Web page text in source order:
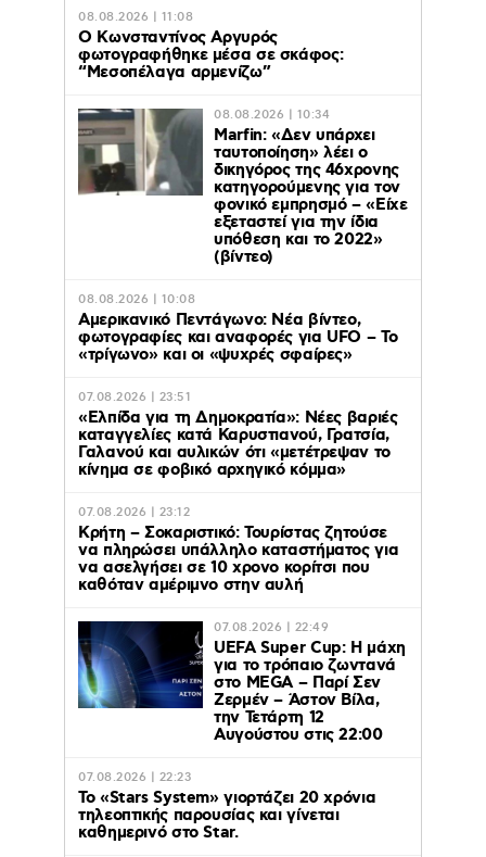
08.08.2026 | 11:08
Ο Κωνσταντίνος Αργυρός
φωτογραφήθηκε μέσα σε σκάφος:
“Μεσοπέλαγα αρμενίζω”
08.08.2026 | 10:34
Marfin: «Δεν υπάρχει
ταυτοποίηση» λέει ο
δικηγόρος της 46χρονης
κατηγορούμενης για τον
φονικό εμπρησμό – «Είχε
εξεταστεί για την ίδια
υπόθεση και το 2022»
(βίντεο)
08.08.2026 | 10:08
Αμερικανικό Πεντάγωνο: Νέα βίντεο,
φωτογραφίες και αναφορές για UFO – Το
«τρίγωνο» και οι «ψυχρές σφαίρες»
07.08.2026 | 23:51
«Ελπίδα για τη Δημοκρατία»: Νέες βαριές
καταγγελίες κατά Καρυστιανού, Γρατσία,
Γαλανού και αυλικών ότι «μετέτρεψαν το
κίνημα σε φοβικό αρχηγικό κόμμα»
07.08.2026 | 23:12
Κρήτη – Σοκαριστικό: Τουρίστας ζητούσε
να πληρώσει υπάλληλο καταστήματος για
να ασελγήσει σε 10 χρονο κορίτσι που
καθόταν αμέριμνο στην αυλή
07.08.2026 | 22:49
UEFA Super Cup: Η μάχη
για το τρόπαιο ζωντανά
στο MEGA – Παρί Σεν
Ζερμέν – Άστον Βίλα,
την Τετάρτη 12
Αυγούστου στις 22:00
07.08.2026 | 22:23
Το «Stars System» γιορτάζει 20 χρόνια
τηλεοπτικής παρουσίας και γίνεται
καθημερινό στο Star.